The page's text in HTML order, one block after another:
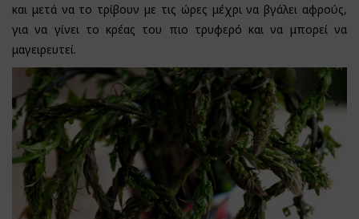
και μετά να το τρίβουν με τις ώρες μέχρι να βγάλει αφρούς,
για να γίνει το κρέας του πιο τρυφερό και να μπορεί να
μαγειρευτεί.